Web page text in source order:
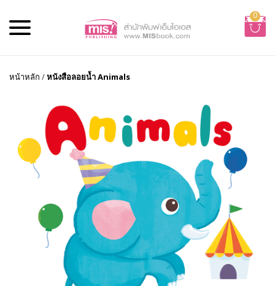
0
หน้าหลัก /หนังสือลอยน้ำ Animals